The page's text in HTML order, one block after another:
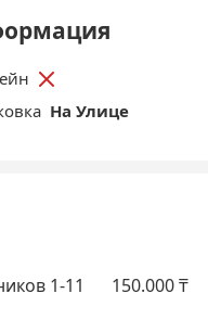
На Улице
1-11
150.000₸